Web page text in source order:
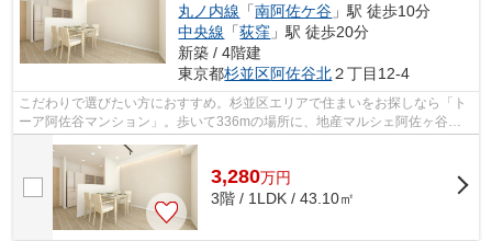
丸ノ内線 「南阿佐ケ谷 」駅 徒歩10分
中央線 「荻窪 」駅 徒歩20分
新築 / 4階建
東京都杉並区阿佐谷北２丁目12-4
こだわりで選びたい方におすすめ。杉並区エリアで住まいをお探しなら「ト
ーア阿佐谷マンション」。歩いて336mの場所に、地産マルシェ阿佐ヶ谷店
があります。東南角住戸はいかがでしょ...
3,280万円
3階 / 1LDK / 43.10㎡